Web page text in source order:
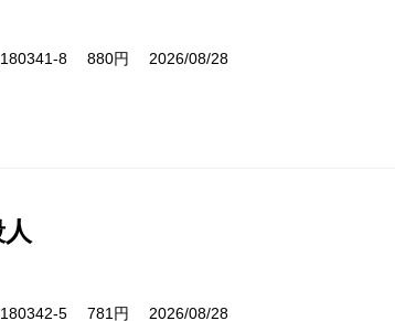
8 880円 2026/08/28
5 781円 2026/08/28